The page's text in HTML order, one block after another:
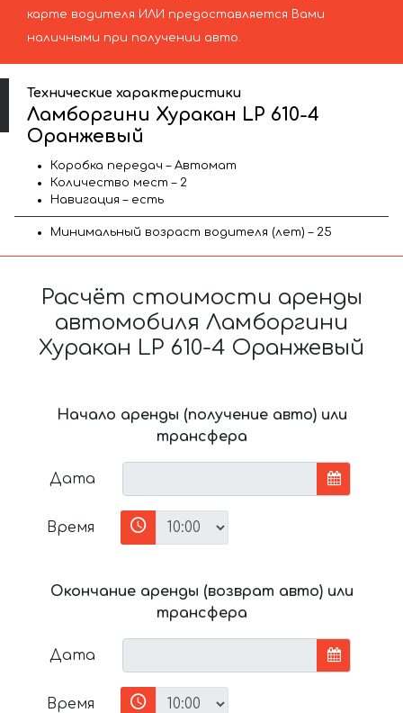
карте водителя ИЛИ предоставляется Вами
наличными при получении авто.
Технические характеристики
Ламборгини Хуракан LP 610-4
Оранжевый
Коробка передач – Автомат
Количество мест – 2
Навигация – есть
Минимальный возраст водителя (лет) – 25
Расчёт стоимости аренды
автомобиля Ламборгини
Хуракан LP 610-4 Оранжевый
Начало аренды (получение авто) или
трансфера
Дата
Время
Окончание аренды (возврат авто) или
трансфера
Дата
Время